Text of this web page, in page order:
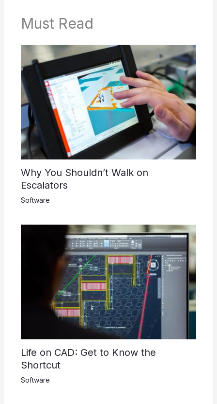
Must Read
Why You Shouldn’t Walk on
Escalators
Software
Life on CAD: Get to Know the
Shortcut
Software